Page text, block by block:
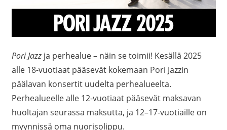
Pori Jazzja perhealue – näin se toimii! Kesällä 2025
alle 18-vuotiaat pääsevät kokemaan Pori Jazzin
päälavan konsertit uudelta perhealueelta.
Perhealueelle alle 12-vuotiaat pääsevät maksavan
huoltajan seurassa maksutta, ja 12–17-vuotiaille on
myynnissä oma nuorisolippu.